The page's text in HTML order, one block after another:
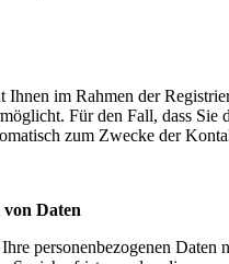
Ihnen im Rahmen der
Für den Fall, dass Sie
zum Zwecke der
Daten
personenbezogenen